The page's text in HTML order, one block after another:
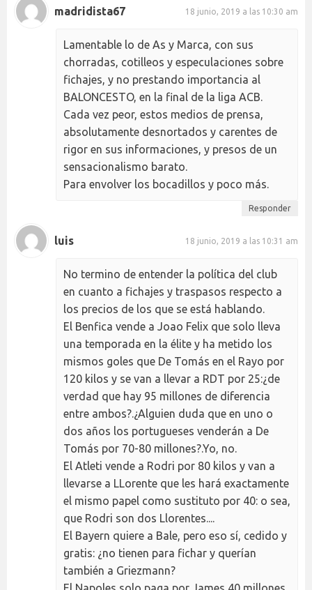
madridista67 18 junio, 2019 a las 10:30 am
Lamentable lo de As y Marca, con sus
chorradas, cotilleos y especulaciones sobre
fichajes, y no prestando importancia al
BALONCESTO, en la final de la liga ACB.
Cada vez peor, estos medios de prensa,
absolutamente desnortados y carentes de
rigor en sus informaciones, y presos de un
sensacionalismo barato.
Para envolver los bocadillos y poco más.
Responder
luis 18 junio, 2019 a las 10:31 am
No termino de entender la política del club
en cuanto a fichajes y traspasos respecto a
los precios de los que se está hablando.
El Benfica vende a Joao Felix que solo lleva
una temporada en la élite y ha metido los
mismos goles que De Tomás en el Rayo por
120 kilos y se van a llevar a RDT por 25:¿de
verdad que hay 95 millones de diferencia
entre ambos?.¿Alguien duda que en uno o
dos años los portugueses venderán a De
Tomás por 70-80 millones?.Yo, no.
El Atleti vende a Rodri por 80 kilos y van a
llevarse a LLorente que les hará exactamente
el mismo papel como sustituto por 40: o sea,
que Rodri son dos Llorentes....
El Bayern quiere a Bale, pero eso sí, cedido y
gratis: ¿no tienen para fichar y querían
también a Griezmann?